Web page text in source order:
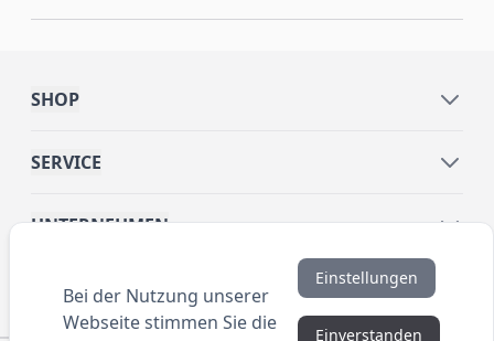
SHOP
SERVICE
UNTERNEHMEN
INFORMATIONEN
Bei der Nutzung unserer
Webseite stimmen Sie die
Einstellungen
Einverstanden